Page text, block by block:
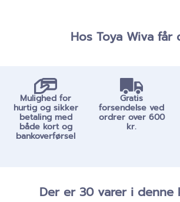
Hos Toya Wiva får
Mulighed for
hurtig og sikker
betaling med
både kort og
bankoverførsel
Gratis
forsendelse ved
ordrer over 600
kr.
Der er 30 varer i denne